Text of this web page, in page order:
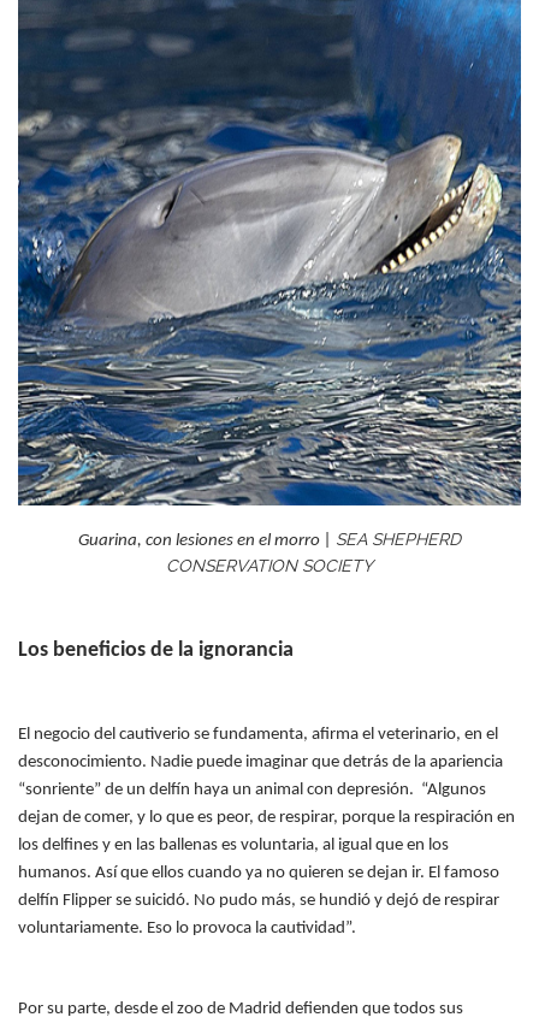
Guarina, con lesiones en el morro | SEA SHEPHERD
CONSERVATION SOCIETY
Los beneficios de la ignorancia
El negocio del cautiverio se fundamenta, afirma el veterinario, en el
desconocimiento. Nadie puede imaginar que detrás de la apariencia
“sonriente” de un delfín haya un animal con depresión. “Algunos
dejan de comer, y lo que es peor, de respirar, porque la respiración en
los delfines y en las ballenas es voluntaria, al igual que en los
humanos. Así que ellos cuando ya no quieren se dejan ir. El famoso
delfín Flipper se suicidó. No pudo más, se hundió y dejó de respirar
voluntariamente. Eso lo provoca la cautividad”.
Por su parte, desde el zoo de Madrid defienden que todos sus